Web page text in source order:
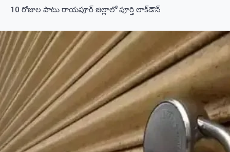
10 రోజుల పాటు రాయపూర్ జిల్లాలో పూర్తి లాక్‌డౌన్